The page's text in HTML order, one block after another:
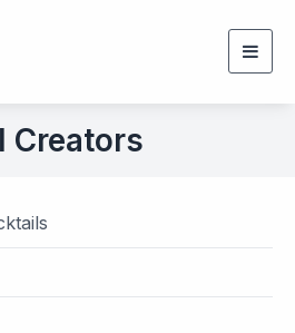
Creators